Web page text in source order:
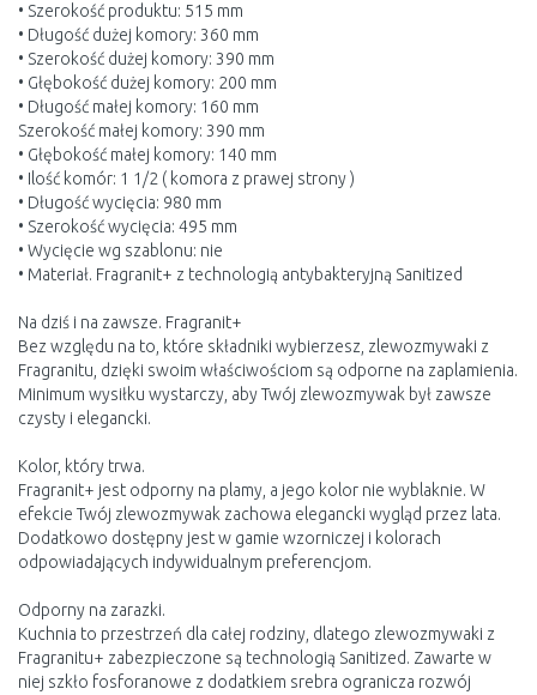
• Szerokość produktu: 515 mm
• Długość dużej komory: 360 mm
• Szerokość dużej komory: 390 mm
• Głębokość dużej komory: 200 mm
• Długość małej komory: 160 mm
Szerokość małej komory: 390 mm
• Głębokość małej komory: 140 mm
• Ilość komór: 1 1/2 ( komora z prawej strony )
• Długość wycięcia: 980 mm
• Szerokość wycięcia: 495 mm
• Wycięcie wg szablonu: nie
• Materiał. Fragranit+ z technologią antybakteryjną Sanitized
Na dziś i na zawsze. Fragranit+
Bez względu na to, które składniki wybierzesz, zlewozmywaki z
Fragranitu, dzięki swoim właściwościom są odporne na zaplamienia.
Minimum wysiłku wystarczy, aby Twój zlewozmywak był zawsze
czysty i elegancki.
Kolor, który trwa.
Fragranit+ jest odporny na plamy, a jego kolor nie wyblaknie. W
efekcie Twój zlewozmywak zachowa elegancki wygląd przez lata.
Dodatkowo dostępny jest w gamie wzorniczej i kolorach
odpowiadających indywidualnym preferencjom.
Odporny na zarazki.
Kuchnia to przestrzeń dla całej rodziny, dlatego zlewozmywaki z
Fragranitu+ zabezpieczone są technologią Sanitized. Zawarte w
niej szkło fosforanowe z dodatkiem srebra ogranicza rozwój